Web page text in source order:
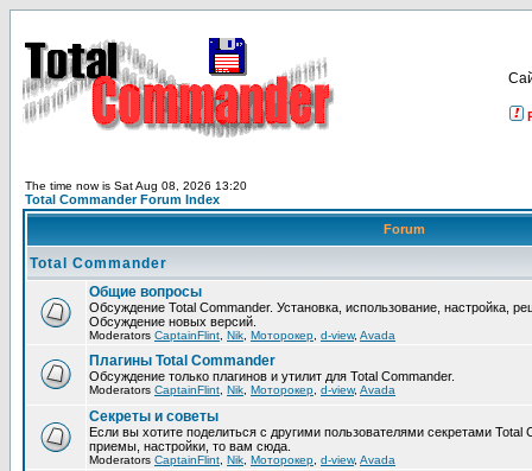
The time now is Sat Aug 08, 2026 13:20
Total Commander Forum Index
Forum
Total Commander
Общие вопросы
Обсуждение Total Commander. Установка, использование, настройка,
Обсуждение новых версий.
Moderators CaptainFlint Nik Моторокер d-view, Avada
Плагины Total Commander
Обсуждение только плагинов и утилит для Total Commander.
Moderators CaptainFlint Nik Моторокер d-view, Avada
Секреты и советы
Если вы хотите поделиться с другими пользователями секретами Total
приемы, настройки, то вам сюда.
Moderators CaptainFlint Nik Моторокер d-view, Avada